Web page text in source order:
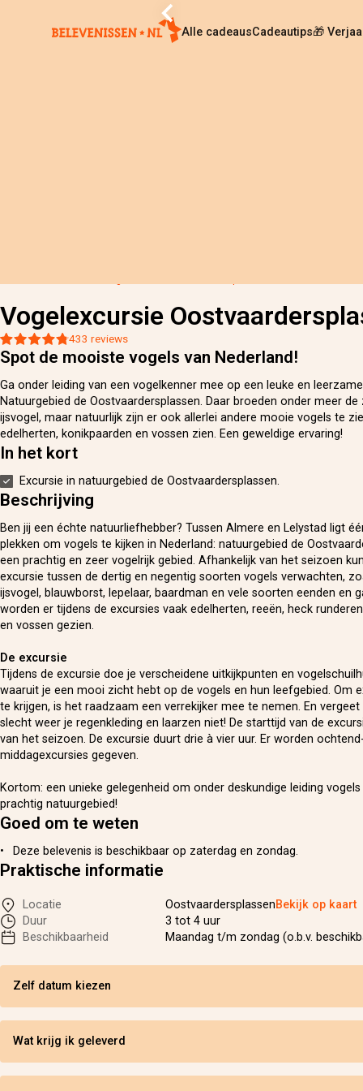
Alle cadeausCadeautips🎁
Vogelexcursie
433 reviews
Spot de mooiste vogels van Nederland!
Ga onder leiding van een vogelkenner mee op een leuke en
Natuurgebied de Oostvaardersplassen. Daar broeden onder meer de
ijsvogel, maar natuurlijk zijn er ook allerlei andere mooie vogels te
edelherten, konikpaarden en vossen zien. Een geweldige ervaring!
In het kort
Excursie in natuurgebied de Oostvaardersplassen.
Beschrijving
Ben jij een échte natuurliefhebber? Tussen Almere en Lelystad ligt
plekken om vogels te kijken in Nederland: natuurgebied de
een prachtig en zeer vogelrijk gebied. Afhankelijk van het seizoen
excursie tussen de dertig en negentig soorten vogels verwachten,
ijsvogel, blauwborst, lepelaar, baardman en vele soorten eenden en
worden er tijdens de excursies vaak edelherten, reeën, heck
en vossen gezien.
De excursie
Tijdens de excursie doe je verscheidene uitkijkpunten en
waaruit je een mooi zicht hebt op de vogels en hun leefgebied. Om
te krijgen, is het raadzaam een verrekijker mee te nemen. En
slecht weer je regenkleding en laarzen niet! De starttijd van de
van het seizoen. De excursie duurt drie à vier uur. Er worden
middagexcursies gegeven.
Kortom: een unieke gelegenheid om onder deskundige leiding
prachtig natuurgebied!
Goed om te weten
Deze belevenis is beschikbaar op zaterdag en zondag.
Praktische informatie
Locatie OostvaardersplassenBekijk op kaart
Duur
3 tot 4 uur
Beschikbaarheid
Maandag t/m zondag (o.b.v.
Zelf datum kiezen
Wat krijg ik geleverd